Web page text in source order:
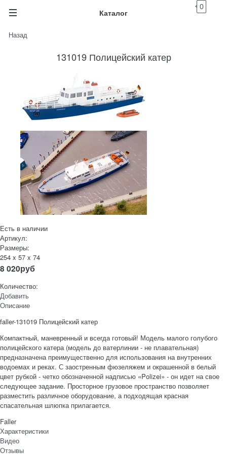
Каталог
0
Назад
131019 Полицейский катер
Есть в наличии
Артикул:
Размеры:
254 x 57 x 74
8 020руб
Количество:
Добавить
Описание
faller-131019 Полицейский катер
Компактный, маневренный и всегда готовый! Модель малого голубого
полицейского катера (модель до ватерлинии - не плавательная)
предназначена преимущественно для использования на внутренних
водоемах и реках. С заостренным фюзеляжем и окрашенной в белый
цвет рубкой - четко обозначенной надписью «Polizei» - он идет на свое
следующее задание. Просторное грузовое пространство позволяет
разместить различное оборудование, а подходящая красная
спасательная шлюпка прилагается.
Faller
Характеристики
Видео
Отзывы